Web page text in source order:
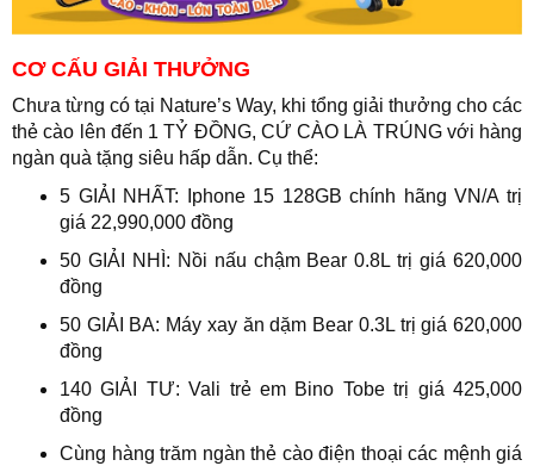
CƠ CẤU GIẢI THƯỞNG
Chưa từng có tại Nature’s Way, khi tổng giải thưởng cho các
thẻ cào lên đến 1 TỶ ĐỒNG, CỨ CÀO LÀ TRÚNG với hàng
ngàn quà tặng siêu hấp dẫn. Cụ thể:
5 GIẢI NHẤT: Iphone 15 128GB chính hãng VN/A trị
giá 22,990,000 đồng
50 GIẢI NHÌ: Nồi nấu chậm Bear 0.8L trị giá 620,000
đồng
50 GIẢI BA: Máy xay ăn dặm Bear 0.3L trị giá 620,000
đồng
140 GIẢI TƯ: Vali trẻ em Bino Tobe trị giá 425,000
đồng
Cùng hàng trăm ngàn thẻ cào điện thoại các mệnh giá​